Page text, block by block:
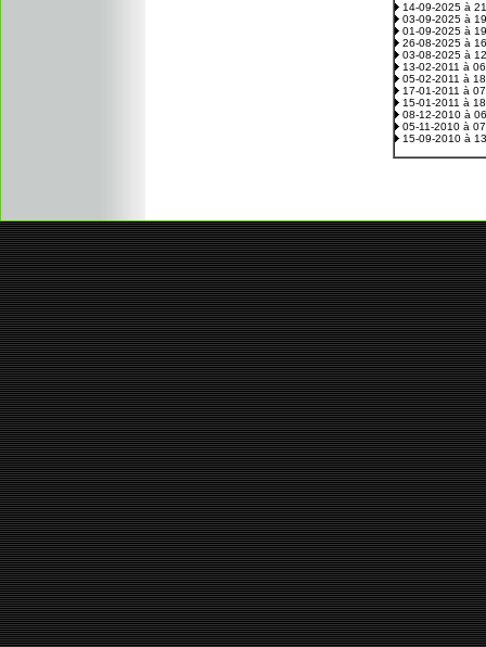
14-09-2025 à
03-09-2025 à
01-09-2025 à
26-08-2025 à
03-08-2025 à
13-02-2011 à
05-02-2011 à
17-01-2011 à
15-01-2011 à
08-12-2010 à
05-11-2010 à
15-09-2010 à